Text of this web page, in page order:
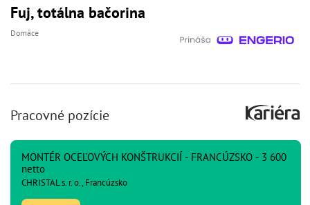
Fuj, totálna bačorina
Domáce
Pracovné pozície
MONTÉR OCEĽOVÝCH KONŠTRUKCIÍ - FRANCÚZSKO - 3 600
netto
CHRISTAL s. r. o., Francúzsko